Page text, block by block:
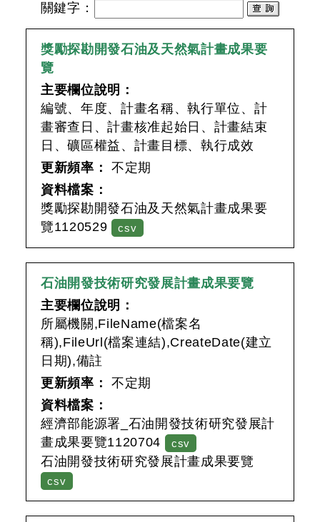
關鍵字 ：
獎勵探勘開發石油及天然氣計畫成果要
覽
主要欄位說明：
編號、年度、計畫名稱、執行單位、計
畫審查日、計畫核准起始日、計畫結束
日、礦區權益、計畫目標、執行成效
更新頻率：
不定期
資料檔案：
獎勵探勘開發石油及天然氣計畫成果要
覽1120529
csv
石油開發技術研究發展計畫成果要覽
主要欄位說明：
所屬機關,FileName(檔案名
稱),FileUrl(檔案連結),CreateDate(建立
日期),備註
更新頻率：
不定期
資料檔案：
經濟部能源署_石油開發技術研究發展計
畫成果要覽1120704
csv
石油開發技術研究發展計畫成果要覽
csv